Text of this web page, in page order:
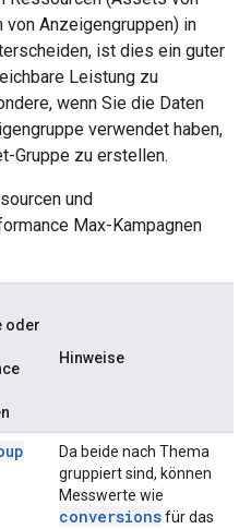
Anzeigengruppen) in
ist dies ein guter
Leistung zu
wenn Sie die Daten
verwendet haben,
Gruppe zu erstellen.
und
Max-Kampagnen
oder
Hinweise
Da beide nach Thema
gruppiert sind, können
Messwerte wie
conversionsfür das